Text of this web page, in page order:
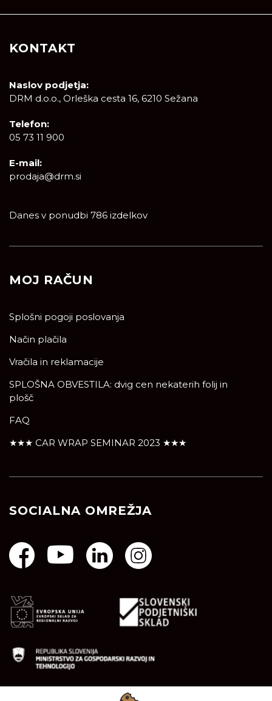
KONTAKT
Naslov podjetja:
DRM d.o.o., Orleška cesta 16, 6210 Sežana
Telefon:
05 73 11 900
E-mail:
prodaja@drm.si
Danes v ponudbi 786 izdelkov
MOJ RAČUN
Splošni pogoji poslovanja
Način plačila
Vračila in reklamacije
SPLOŠNA OBVESTILA: dvig cen nekaterih folij in
plošč
FAQ
★★★ CAR WRAP SEMINAR 2023 ★★★
SOCIALNA OMREŽJA
Naložbo je podprl Javni Sklad Republike Slovenije za